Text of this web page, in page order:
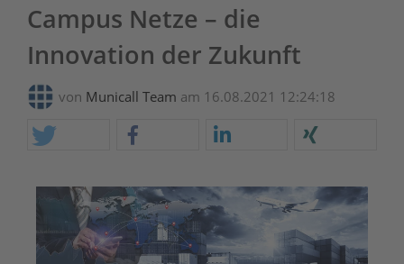
Campus Netze – die
Innovation der Zukunft
von Municall Team am 16.08.2021 12:24:18